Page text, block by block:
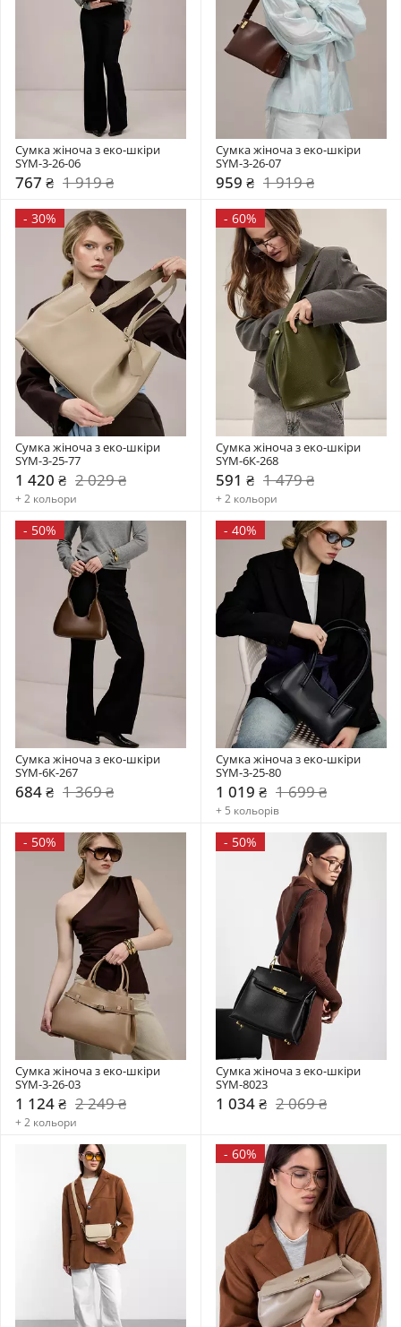
Сумка жіноча з еко-шкіри
SYM-3-26-06
767 ₴ 1 919 ₴
Сумка жіноча з еко-шкіри
SYM-3-26-07
959 ₴ 1 919 ₴
- 30%
Сумка жіноча з еко-шкіри
SYM-3-25-77
1 420 ₴ 2 029 ₴
+ 2 кольори
- 60%
Сумка жіноча з еко-шкіри
SYM-6К-268
591 ₴ 1 479 ₴
+ 2 кольори
- 50%
Сумка жіноча з еко-шкіри
SYM-6К-267
684 ₴ 1 369 ₴
- 40%
Сумка жіноча з еко-шкіри
SYM-3-25-80
1 019 ₴ 1 699 ₴
+ 5 кольорів
- 50%
Сумка жіноча з еко-шкіри
SYM-3-26-03
1 124 ₴ 2 249 ₴
+ 2 кольори
- 50%
Сумка жіноча з еко-шкіри
SYM-8023
1 034 ₴ 2 069 ₴
- 60%